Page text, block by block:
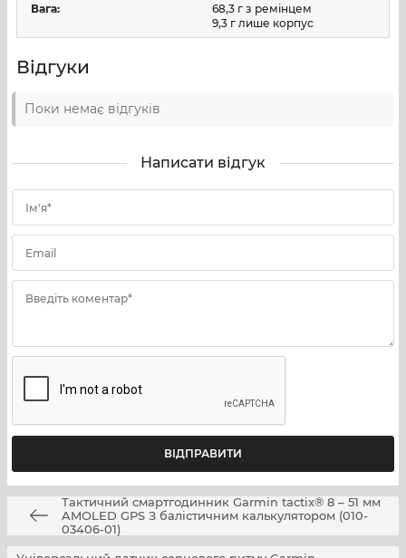
Вага:
68,3 г з ремінцем
9,3 г лише корпус
Відгуки
Поки немає відгуків
Написати відгук
Ім'я*
Email
Введіть коментар*
Тактичний cмартгодинник Garmin tactix® 8 – 51 мм
AMOLED GPS З балістичним калькулятором (010-
03406-01)